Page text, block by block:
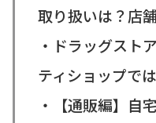
取り扱いは？店
・ドラッグスト
ティショップで
・【通販編】自